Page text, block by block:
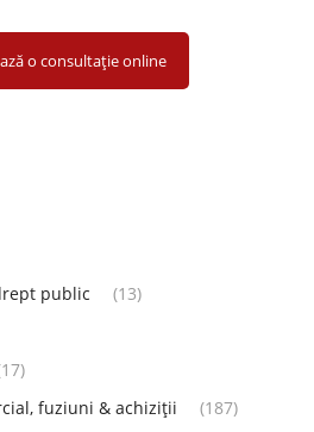
o consultație online
public
(13)
fuziuni & achiziții
(187)